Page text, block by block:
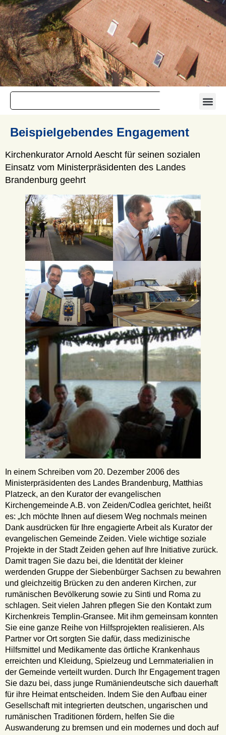
Beispielgebendes Engagement
Kirchenkurator Arnold Aescht für seinen sozialen
Einsatz vom Ministerpräsidenten des Landes
Brandenburg geehrt
In einem Schreiben vom 20. Dezember 2006 des
Ministerpräsidenten des Landes Brandenburg, Matthias
Platzeck, an den Kurator der evangelischen
Kirchengemeinde A.B. von Zeiden/Codlea gerichtet, heißt
es: „Ich möchte Ihnen auf diesem Weg nochmals meinen
Dank ausdrücken für Ihre engagierte Arbeit als Kurator der
evangelischen Gemeinde Zeiden. Viele wichtige soziale
Projekte in der Stadt Zeiden gehen auf Ihre Initiative zurück.
Damit tragen Sie dazu bei, die Identität der kleiner
werdenden Gruppe der Siebenbürger Sachsen zu bewahren
und gleichzeitig Brücken zu den anderen Kirchen, zur
rumänischen Bevölkerung sowie zu Sinti und Roma zu
schlagen. Seit vielen Jahren pflegen Sie den Kontakt zum
Kirchenkreis Templin-Gransee. Mit ihm gemeinsam konnten
Sie eine ganze Reihe von Hilfsprojekten realisieren. Als
Partner vor Ort sorgten Sie dafür, dass medizinische
Hilfsmittel und Medikamente das örtliche Krankenhaus
erreichten und Kleidung, Spielzeug und Lernmaterialien in
der Gemeinde verteilt wurden. Durch Ihr Engagement tragen
Sie dazu bei, dass junge Rumäniendeutsche sich dauerhaft
für ihre Heimat entscheiden. Indem Sie den Aufbau einer
Gesellschaft mit integrierten deutschen, ungarischen und
rumänischen Traditionen fördern, helfen Sie die
Auswanderung zu bremsen und ein modernes und doch auf